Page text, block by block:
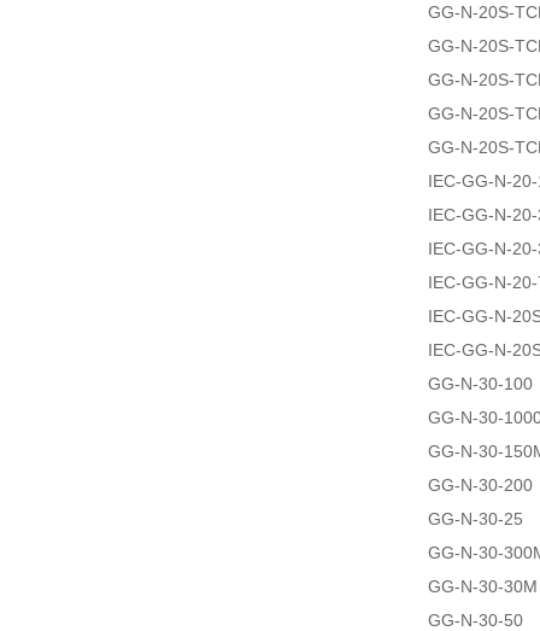
GG-N-20S-
GG-N-20S-
GG-N-20S-
GG-N-20S-
GG-N-20S-
IEC-GG-N-
IEC-GG-N-
IEC-GG-N-
IEC-GG-N-
IEC-GG-N-
IEC-GG-N-
GG-N-30-100
GG-N-30-
GG-N-30-
GG-N-30-200
GG-N-30-25
GG-N-30-
GG-N-30-30M
GG-N-30-50